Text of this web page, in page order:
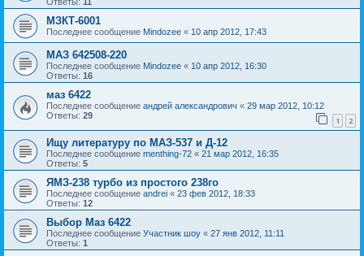
МЗКТ-6001
Последнее сообщение Mindozee « 10 апр 2012, 17:43
МАЗ 642508-220
Последнее сообщение Mindozee « 10 апр 2012, 16:30
Ответы: 16
маз 6422
Последнее сообщение андрей александрович « 29 мар 2012, 10:12
Ответы: 29 1 2
Ищу литературу по МАЗ-537 и Д-12
Последнее сообщение menthing-72 « 21 мар 2012, 16:35
Ответы: 5
ЯМЗ-238 турбо из простого 238го
Последнее сообщение andrei « 23 фев 2012, 18:33
Ответы: 12
Выбор Маз 6422
Последнее сообщение Участник шоу « 27 янв 2012, 11:11
Ответы: 1